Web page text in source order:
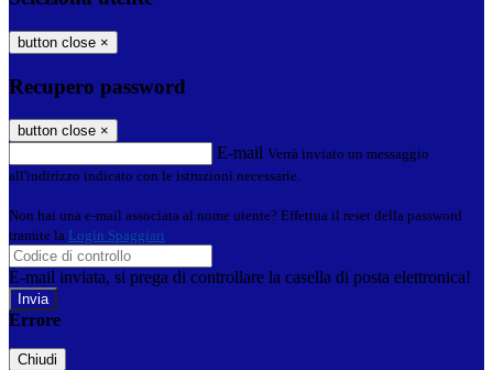
button close ×
Recupero password
button close ×
E-mail Verrà inviato un messaggio
all'indirizzo indicato con le istruzioni necessarie.
Non hai una e-mail associata al nome utente? Effettua il reset della password
tramite la Login Spaggiari
E-mail inviata, si prega di controllare la casella di posta elettronica!
Errore
Chiudi